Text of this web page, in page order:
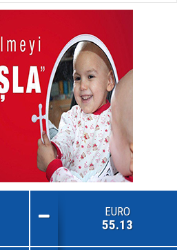
EURO
55.13